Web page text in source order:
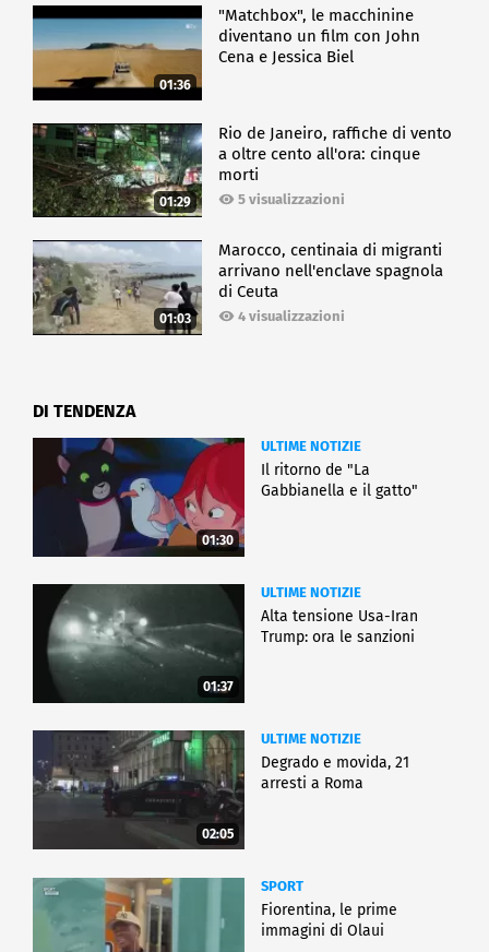
01:36
"Matchbox", le macchinine
diventano un film con John
Cena e Jessica Biel
01:29
Rio de Janeiro, raffiche di vento
a oltre cento all'ora: cinque
morti
5 visualizzazioni
01:03
Marocco, centinaia di migranti
arrivano nell'enclave spagnola
di Ceuta
4 visualizzazioni
DI TENDENZA
01:30
ULTIME NOTIZIE
Il ritorno de "La
Gabbianella e il gatto"
01:37
ULTIME NOTIZIE
Alta tensione Usa-Iran
Trump: ora le sanzioni
02:05
ULTIME NOTIZIE
Degrado e movida, 21
arresti a Roma
SPORT
Fiorentina, le prime
immagini di Olaui